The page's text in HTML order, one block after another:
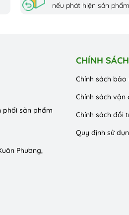
nếu phát hiện sản
phối sản phẩm
Phương,
CHÍNH SÁCH
Chính sách
Chính sách vận
Chính sách đổi
Quy định sử